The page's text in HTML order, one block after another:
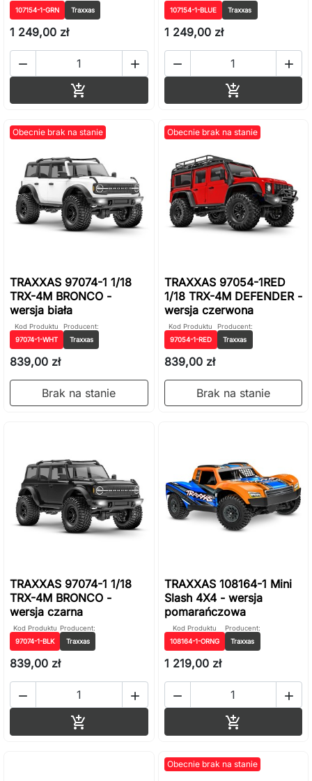
107154-1-GRN
Traxxas
1 249,00 zł
 

107154-1-BLUE
Traxxas
1 249,00 zł
 

Obecnie brak na stanie
TRAXXAS 97074-1 1/18
TRX-4M BRONCO -
wersja biała
Kod Produktu
97074-1-WHT
Producent:
Traxxas
839,00 zł
Brak na stanie
Obecnie brak na stanie
TRAXXAS 97054-1RED
1/18 TRX-4M DEFENDER -
wersja czerwona
Kod Produktu
97054-1-RED
Producent:
Traxxas
839,00 zł
Brak na stanie
TRAXXAS 97074-1 1/18
TRX-4M BRONCO -
wersja czarna
Kod Produktu
97074-1-BLK
Producent:
Traxxas
839,00 zł
 

TRAXXAS 108164-1 Mini
Slash 4X4 - wersja
pomarańczowa
Kod Produktu
108164-1-ORNG
Producent:
Traxxas
1 219,00 zł
 

Obecnie brak na stanie